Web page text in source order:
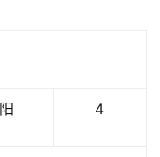
阳 4